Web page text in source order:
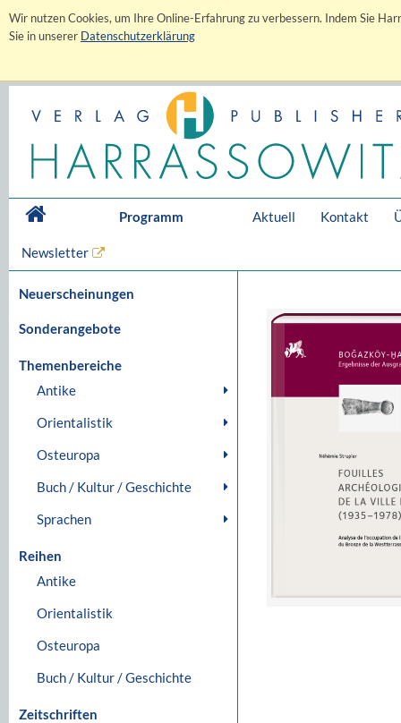
Wir nutzen Cookies, um Ihre Online-Erfahrung zu verbessern. Indem Sie
Sie in unserer Datenschutzerklärung
Programm Aktuell Kontakt
Newsletter
Neuerscheinungen
Sonderangebote
Themenbereiche
Antike
Orientalistik
Osteuropa
Buch / Kultur / Geschichte
Sprachen
Reihen
Antike
Orientalistik
Osteuropa
Buch / Kultur / Geschichte
Zeitschriften